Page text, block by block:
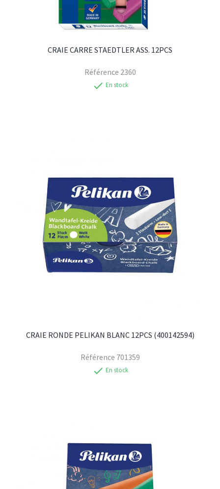
CRAIE CARRE STAEDTLER ASS. 12PCS
Référence 2360
check En stock
CRAIE RONDE PELIKAN BLANC 12PCS (400142594)
Référence 701359
check En stock